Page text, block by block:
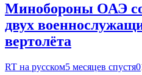
Минобороны ОАЭ
двух
вертолёта
RT на русском5 месяцев спустя0